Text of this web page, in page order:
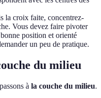
la croix faite, concentrez-
Vous devez faire pivoter
position et orienté
un peu de pratique.
du milieu
à la couche du milieu.